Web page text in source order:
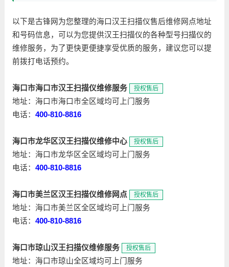
以下是古锋网为您整理的海口汉王扫描仪售后维修网点地址
和号码信息，可以为您提供汉王扫描仪的各种型号扫描仪的
维修服务，为了更快更便捷享受优质的服务，建议您可以提
前拨打电话预约。
海口市海口市汉王扫描仪维修服务 授权售后
地址：海口市海口市全区域均可上门服务
电话： 400-810-8816
海口市龙华区汉王扫描仪维修中心 授权售后
地址：海口市龙华区全区域均可上门服务
电话： 400-810-8816
海口市美兰区汉王扫描仪维修网点 授权售后
地址：海口市美兰区全区域均可上门服务
电话： 400-810-8816
海口市琼山汉王扫描仪维修服务 授权售后
地址：海口市琼山全区域均可上门服务